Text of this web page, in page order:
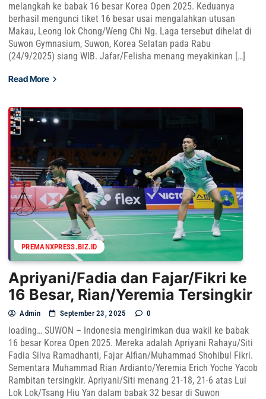
melangkah ke babak 16 besar Korea Open 2025. Keduanya
berhasil mengunci tiket 16 besar usai mengalahkan utusan
Makau, Leong Iok Chong/Weng Chi Ng. Laga tersebut dihelat di
Suwon Gymnasium, Suwon, Korea Selatan pada Rabu
(24/9/2025) siang WIB. Jafar/Felisha menang meyakinkan […]
Read More
PREMANXPRESS.BIZ.ID
Apriyani/Fadia dan Fajar/Fikri ke
16 Besar, Rian/Yeremia Tersingkir
Admin September 23, 2025 0
loading… SUWON – Indonesia mengirimkan dua wakil ke babak
16 besar Korea Open 2025. Mereka adalah Apriyani Rahayu/Siti
Fadia Silva Ramadhanti, Fajar Alfian/Muhammad Shohibul Fikri.
Sementara Muhammad Rian Ardianto/Yeremia Erich Yoche Yacob
Rambitan tersingkir. Apriyani/Siti menang 21-18, 21-6 atas Lui
Lok Lok/Tsang Hiu Yan dalam babak 32 besar di Suwon